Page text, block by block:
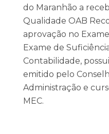
do Maranhão a
Qualidade OAB
aprovação no
Exame de
Contabilidade,
emitido pelo
Administração e
MEC.